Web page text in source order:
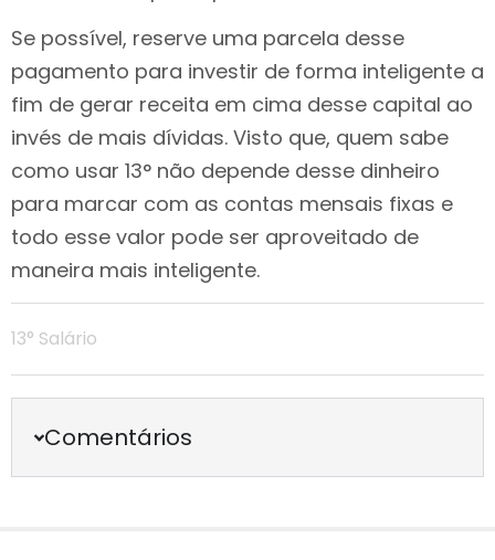
Se possível, reserve uma parcela desse
pagamento para investir de forma inteligente a
fim de gerar receita em cima desse capital ao
invés de mais dívidas. Visto que, quem sabe
como usar 13° não depende desse dinheiro
para marcar com as contas mensais fixas e
todo esse valor pode ser aproveitado de
maneira mais inteligente.
13° Salário
Comentários